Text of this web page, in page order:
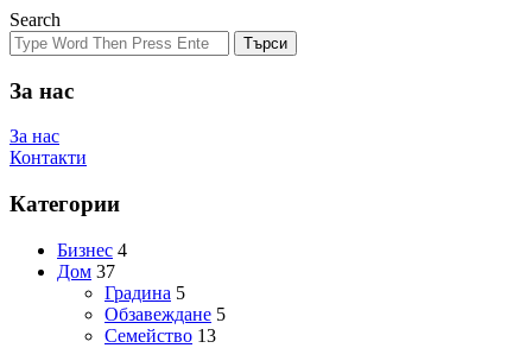
Search
Търси
За нас
За нас
Контакти
Категории
Бизнес 4
Дом 37
Градина 5
Обзавеждане 5
Семейство 13